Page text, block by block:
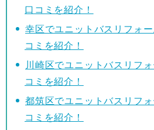
口コミを紹介！
幸区でユニットバスリフォ
コミを紹介！
川崎区でユニットバスリフ
コミを紹介！
都筑区でユニットバスリフ
コミを紹介！